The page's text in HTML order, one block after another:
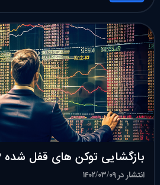
بازگشایی توکن های قفل شده OP
انتشار در ۱۴۰۲/۰۳/۰۹